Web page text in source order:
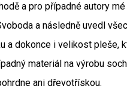
a pro případné autory
a následně uvedl
a dokonce i velikost pleše,
materiál na výrobu
ani dřevotřískou.